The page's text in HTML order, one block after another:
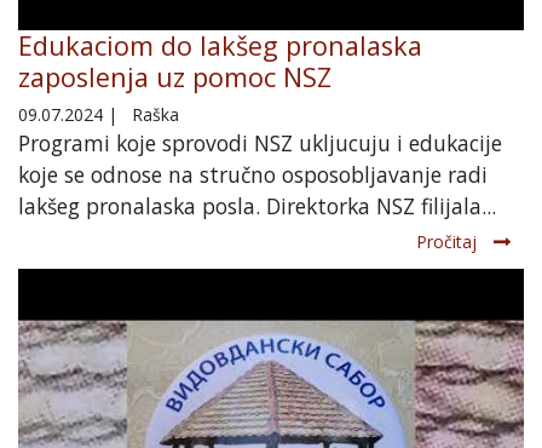
Edukaciom do lakšeg pronalaska
zaposlenja uz pomoc NSZ
09.07.2024 | Raška
Programi koje sprovodi NSZ ukljucuju i edukacije
koje se odnose na stručno osposobljavanje radi
lakšeg pronalaska posla. Direktorka NSZ filijala...
Pročitaj